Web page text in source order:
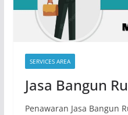
SERVICES AREA
Jasa Bangun
Penawaran Jasa Bangun